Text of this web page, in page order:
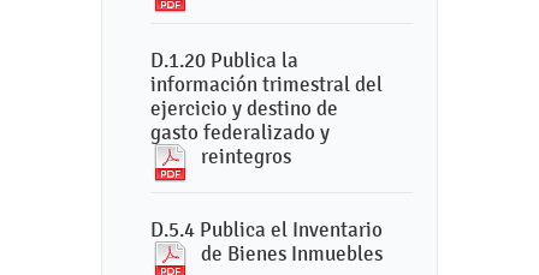
D.1.20 Publica la
información trimestral del
ejercicio y destino de
gasto federalizado y
reintegros
D.5.4 Publica el Inventario
de Bienes Inmuebles